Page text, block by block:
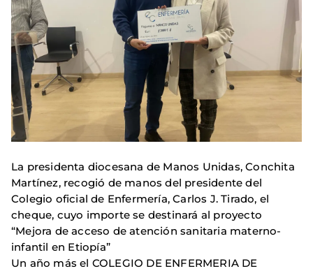
La presidenta diocesana de Manos Unidas, Conchita
Martínez, recogió de manos del presidente del
Colegio oficial de Enfermería, Carlos J. Tirado, el
cheque, cuyo importe se destinará al proyecto
“Mejora de acceso de atención sanitaria materno-
infantil en Etiopía”
Un año más el COLEGIO DE ENFERMERIA DE